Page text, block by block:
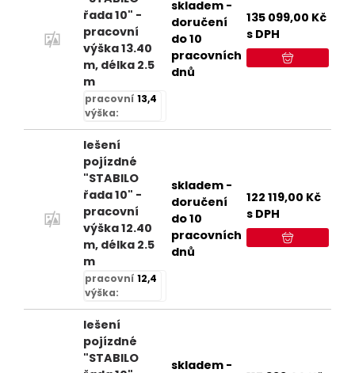
řada 10" -
pracovní
výška 13.40
m, délka 2.5
m
pracovní
výška:
13,4
skladem -
doručení
do 10
pracovních
dnů
135 099,00 Kč
s DPH
lešení
pojízdné
"STABILO
řada 10" -
pracovní
výška 12.40
m, délka 2.5
m
pracovní
výška:
12,4
skladem -
doručení
do 10
pracovních
dnů
122 119,00 Kč
s DPH
lešení
pojízdné
"STABILO
skladem -